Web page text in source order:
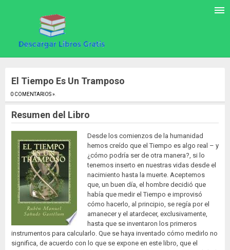
El Tiempo Es Un Tramposo
0 COMENTARIOS ».
Resumen del Libro
Desde los comienzos de la humanidad
hemos creído que el Tiempo es algo real – y
¿cómo podría ser de otra manera?, si lo
tenemos inserto en nuestras vidas desde el
nacimiento hasta la muerte. Aceptemos
que, un buen día, el hombre decidió que
había que medir el Tiempo e improvisó
cómo hacerlo, al principio, se regía por el
amanecer y el atardecer, exclusivamente,
hasta que se inventaron los primeros
instrumentos para calcularlo. Que se haya inventado cómo medirlo no
significa, de acuerdo con lo que se expone en este libro, que el